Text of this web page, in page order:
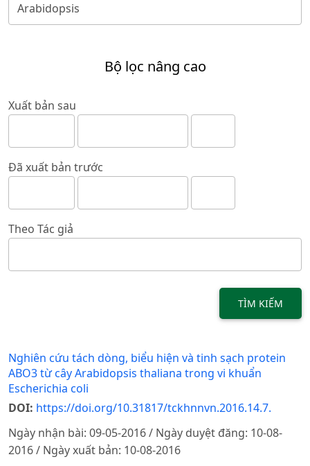
Bộ lọc nâng cao
Xuất bản sau
Đã xuất bản trước
Theo Tác giả
TÌM KIẾM
Nghiên cứu tách dòng, biểu hiện và tinh sạch protein
ABO3 từ cây Arabidopsis thaliana trong vi khuẩn
Escherichia coli
DOI: https://doi.org/10.31817/tckhnnvn.2016.14.7.
Ngày nhận bài: 09-05-2016 / Ngày duyệt đăng: 10-08-
2016 / Ngày xuất bản: 10-08-2016